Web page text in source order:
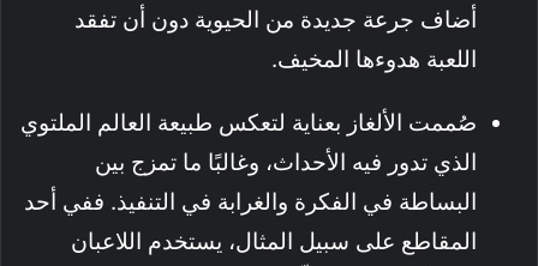
أضاف جرعة جديدة من الحيوية دون أن تفقد
اللعبة هدوءها المخيف.
صُممت الألغاز بعناية لتعكس طبيعة العالم الملتوي
الذي تدور فيه الأحداث، وغالبًا ما تمزج بين
البساطة في الفكرة والغرابة في التنفيذ. ففي أحد
المقاطع على سبيل المثال، يستخدم اللاعبان